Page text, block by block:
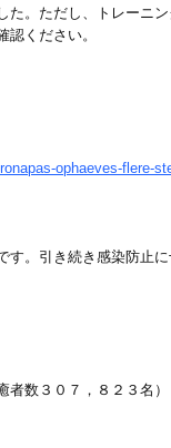
。ただし、トレーニ
ください。
ophaeves-flere-
。引き続き感染防止
数３０７，８２３名）